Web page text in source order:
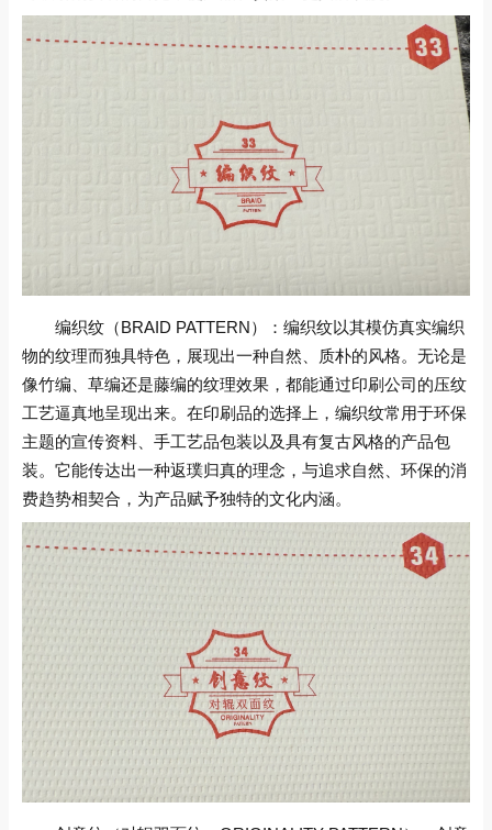
编织纹（BRAID PATTERN）：编织纹以其模仿真实编织
物的纹理而独具特色，展现出一种自然、质朴的风格。无论是
像竹编、草编还是藤编的纹理效果，都能通过印刷公司的压纹
工艺逼真地呈现出来。在印刷品的选择上，编织纹常用于环保
主题的宣传资料、手工艺品包装以及具有复古风格的产品包
装。它能传达出一种返璞归真的理念，与追求自然、环保的消
费趋势相契合，为产品赋予独特的文化内涵。